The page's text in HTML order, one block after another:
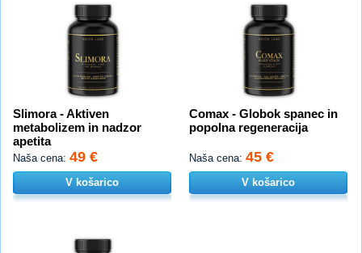
Slimora - Aktiven
metabolizem in nadzor
apetita
Naša cena: 49 €
V košarico
Comax - Globok spanec in
popolna regeneracija
Naša cena: 45 €
V košarico